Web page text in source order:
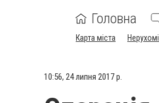
Головна
Карта міста
10:56, 24 липня 2017 р.